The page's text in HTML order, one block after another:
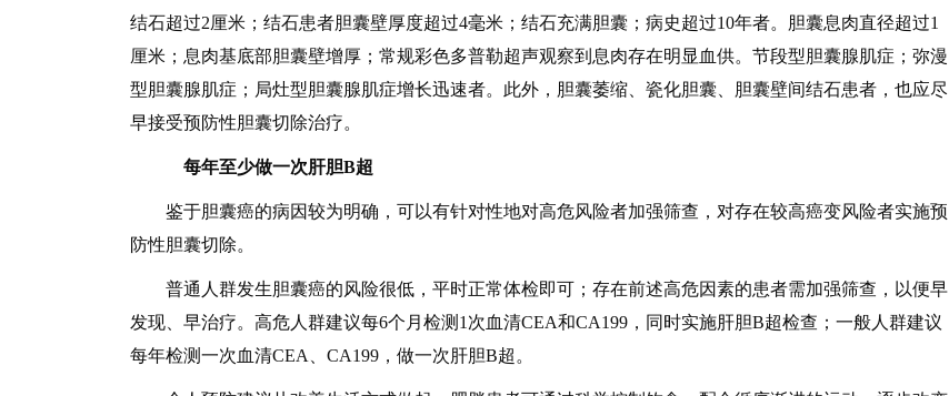
结石超过2厘米；结石患者胆囊壁厚度超过4毫米；结石充满胆囊；病史超过10年者。胆囊息肉直径超过1
厘米；息肉基底部胆囊壁增厚；常规彩色多普勒超声观察到息肉存在明显血供。节段型胆囊腺肌症；弥漫
型胆囊腺肌症；局灶型胆囊腺肌症增长迅速者。此外，胆囊萎缩、瓷化胆囊、胆囊壁间结石患者，也应尽
早接受预防性胆囊切除治疗。
每年至少做一次肝胆B超
鉴于胆囊癌的病因较为明确，可以有针对性地对高危风险者加强筛查，对存在较高癌变风险者实施预
防性胆囊切除。
普通人群发生胆囊癌的风险很低，平时正常体检即可；存在前述高危因素的患者需加强筛查，以便早
发现、早治疗。高危人群建议每6个月检测1次血清CEA和CA199，同时实施肝胆B超检查；一般人群建议
每年检测一次血清CEA、CA199，做一次肝胆B超。